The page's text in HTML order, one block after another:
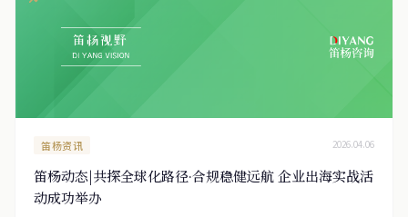
笛杨资讯 2026.04.06
笛杨动态|共探全球化路径·合规稳健远航 企业出海实战活
动成功举办